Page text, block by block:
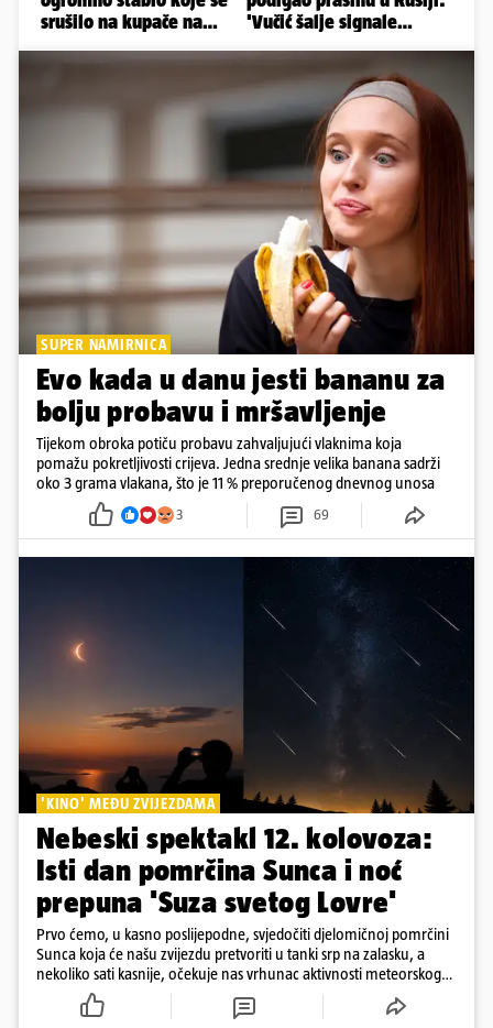
SUPER NAMIRNICA
Evo kada u danu jesti bananu za
bolju probavu i mršavljenje
Tijekom obroka potiču probavu zahvaljujući vlaknima koja
pomažu pokretljivosti crijeva. Jedna srednje velika banana sadrži
oko 3 grama vlakana, što je 11 % preporučenog dnevnog unosa
3 69
'KINO' MEĐU ZVIJEZDAMA
Nebeski spektakl 12. kolovoza:
Isti dan pomrčina Sunca i noć
prepuna 'Suza svetog Lovre'
Prvo ćemo, u kasno poslijepodne, svjedočiti djelomičnoj pomrčini
Sunca koja će našu zvijezdu pretvoriti u tanki srp na zalasku, a
nekoliko sati kasnije, očekuje nas vrhunac aktivnosti meteorskog
roja Perzeida